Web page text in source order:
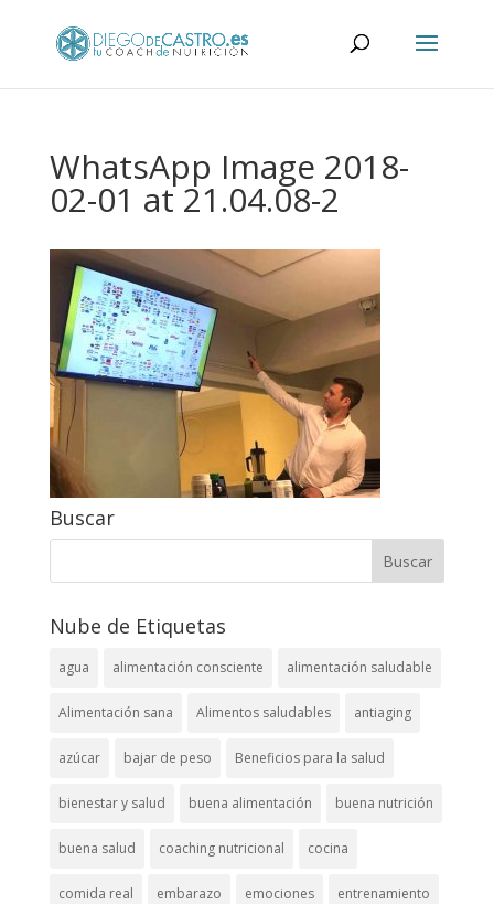
WhatsApp Image 2018-
02-01 at 21.04.08-2
Buscar
Nube de Etiquetas
agua alimentación consciente alimentación saludable
Alimentación sana Alimentos saludables antiaging
azúcar bajar de peso Beneficios para la salud
bienestar y salud buena alimentación buena nutrición
buena salud coaching nutricional cocina
comida real embarazo emociones entrenamiento